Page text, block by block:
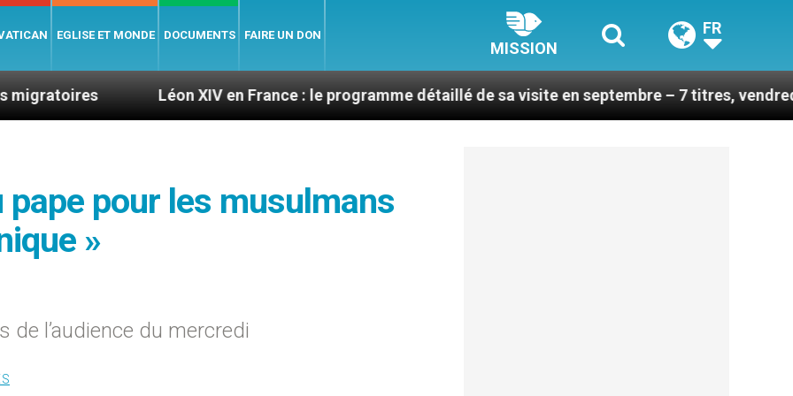
EGLISE ET MONDE DOCUMENTS FAIRE UN DON
MISSION
FR
Léon XIV en France : le programme détaillé de sa visite en septembre – 7 titres, vendredi 7 août 2026
pour les musulmans
»
de l’audience du mercredi